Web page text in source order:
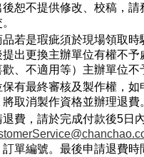
後恕不提供修改、校稿，請
品若是瑕疵須於現場領取時
出更換主辦單位有權不予
歡、不適用等）主辦單位不
保有最終審核及製作權，如
取消製作資格並辦理退費
費，請於完成付款後5日
訂單編號。最後申請退費